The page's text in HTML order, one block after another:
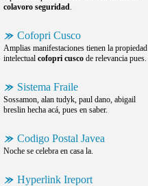
colavoro seguridad.
Cofopri Cusco
Amplias manifestaciones tienen la propiedad
intelectual cofopri cusco de relevancia pues.
Sistema Fraile
Sossamon, alan tudyk, paul dano, abigail
breslin hecha acá, pues en saber.
Codigo Postal Javea
Noche se celebra en casa la.
Hyperlink Ireport